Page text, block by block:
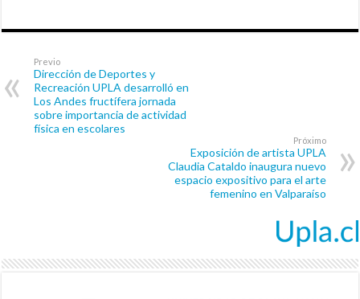
Previo
Dirección de Deportes y
Recreación UPLA desarrolló en
Los Andes fructífera jornada
sobre importancia de actividad
física en escolares
Próximo
Exposición de artista UPLA
Claudia Cataldo inaugura nuevo
espacio expositivo para el arte
femenino en Valparaíso